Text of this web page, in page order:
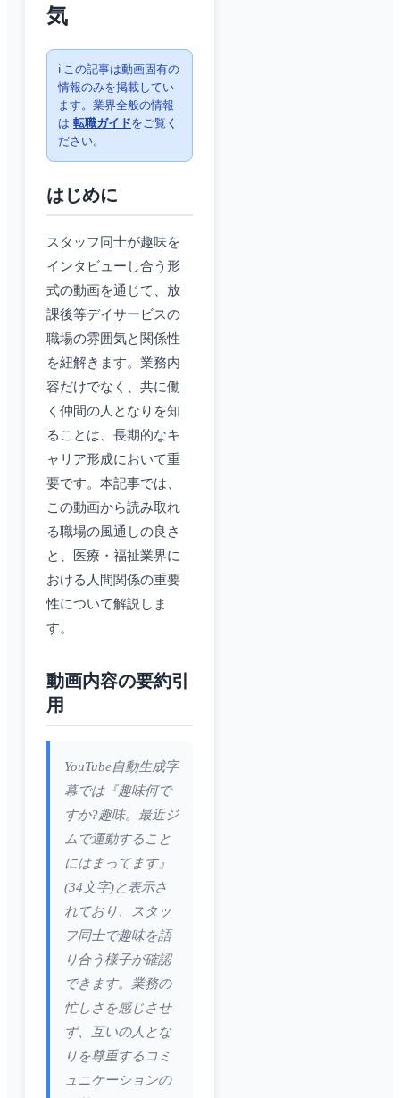
気
ℹ️ この記事は動画固有の
情報のみを掲載してい
ます。業界全般の情報
は 転職ガイドをご覧く
ださい。
はじめに
スタッフ同士が趣味を
インタビューし合う形
式の動画を通じて、放
課後等デイサービスの
職場の雰囲気と関係性
を紐解きます。業務内
容だけでなく、共に働
く仲間の人となりを知
ることは、長期的なキ
ャリア形成において重
要です。本記事では、
この動画から読み取れ
る職場の風通しの良さ
と、医療・福祉業界に
おける人間関係の重要
性について解説しま
す。
動画内容の要約引
用
YouTube自動生成字
幕では『趣味何で
すか?趣味。最近ジ
ムで運動すること
にはまってます』
(34文字)と表示さ
れており、スタッ
フ同士で趣味を語
り合う様子が確認
できます。業務の
忙しさを感じさせ
ず、互いの人とな
りを尊重するコミ
ュニケーションの